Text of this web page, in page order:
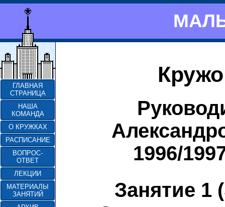
ГЛАВНАЯ
СТРАНИЦА
НАША
КОМАНДА
О КРУЖКАХ
РАСПИСАНИЕ
ВОПРОС-
ОТВЕТ
ЛЕКЦИИ
МАТЕРИАЛЫ
ЗАНЯТИЙ
1996/
Занятие 1